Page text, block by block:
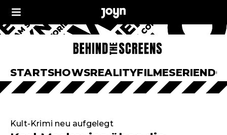
STARTSHOWSREALITYFILMESERIEN
Kult-Krimi neu aufgelegt